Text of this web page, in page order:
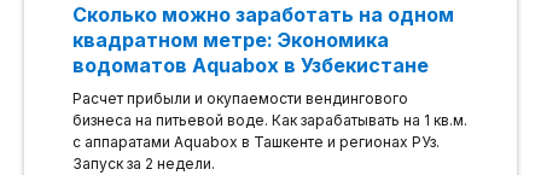
Сколько можно заработать на одном
квадратном метре: Экономика
водоматов Aquabox в Узбекистане
Расчет прибыли и окупаемости вендингового
бизнеса на питьевой воде. Как зарабатывать на 1 кв.м.
с аппаратами Aquabox в Ташкенте и регионах РУз.
Запуск за 2 недели.